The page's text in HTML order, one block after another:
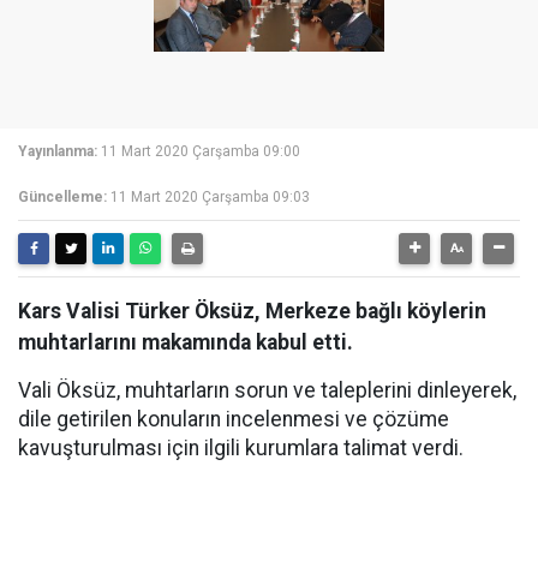
Yayınlanma: 11 Mart 2020 Çarşamba 09:00
Güncelleme: 11 Mart 2020 Çarşamba 09:03
Kars Valisi Türker Öksüz, Merkeze bağlı köylerin
muhtarlarını makamında kabul etti.
Vali Öksüz, muhtarların sorun ve taleplerini dinleyerek,
dile getirilen konuların incelenmesi ve çözüme
kavuşturulması için ilgili kurumlara talimat verdi.